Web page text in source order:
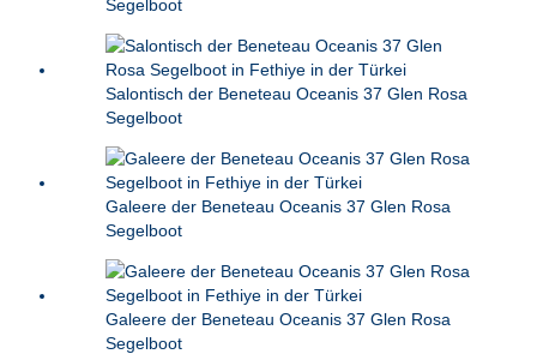
Segelboot
Salontisch der Beneteau Oceanis 37 Glen Rosa
Segelboot
Galeere der Beneteau Oceanis 37 Glen Rosa
Segelboot
Galeere der Beneteau Oceanis 37 Glen Rosa
Segelboot